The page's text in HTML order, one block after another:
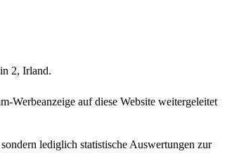
2, Irland.
Werbeanzeige auf diese Website weitergeleitet
lediglich statistische Auswertungen zur